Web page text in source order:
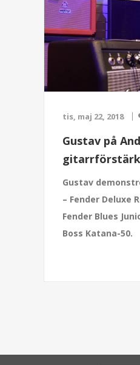
tis, maj 22, 2018
Gustav på
Gustav
– Fender Deluxe
Fender Blues
Boss Katana-50.